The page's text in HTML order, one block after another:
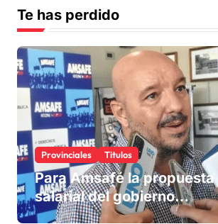
Te has perdido
Provinciales Titulos
Para Amsafé la propuesta
salarial del gobierno
«queda corta» y el viernes